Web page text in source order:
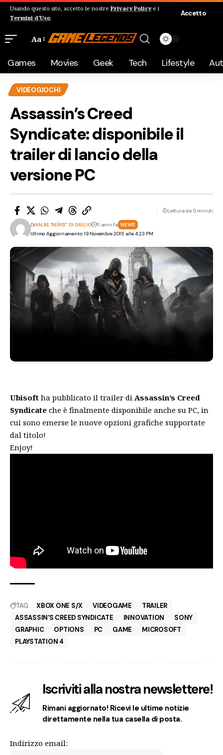
Usando questo sito, accetto le nostre Privacy Policye i
Termini d'Uso.
Accetto
Aa
Games Movies Geek Tech Lifestyle
VIDEOGIOCHI
Assassin’s Creed
Syndicate: disponibile il
trailer di lancio della
versione PC
Ultimo Aggiornamento: 19 Novembre 2015 alle 4:23 PM
DiANJIE "AERIS" DI GIULIO 11 anni fa NEWS
Lettura da 0 minuti
Ubisoft ha pubblicato il trailer di Assassin’s Creed
Syndicate che è finalmente disponibile anche su PC, in
cui sono emerse le nuove opzioni grafiche supportate
dal titolo!
Enjoy!
TAG: XBOX ONE S/X VIDEOGAME
TRAILER
ASSASSIN'S CREED SYNDICATE
INNOVATION
SONY
GRAPHIC
OPTIONS PC GAME
MICROSOFT
PLAYSTATION 4
Iscriviti alla nostra newslettere!
Rimani aggiornato! Ricevi le ultime notizie
direttamente nella tua casella di posta.
Indirizzo email: